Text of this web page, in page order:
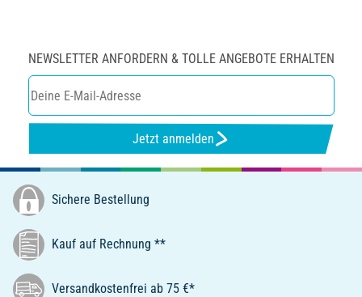
NEWSLETTER ANFORDERN & TOLLE ANGEBOTE ERHALTEN
Jetzt anmelden
Sichere Bestellung
Kauf auf Rechnung **
Versandkostenfrei ab 75 €*